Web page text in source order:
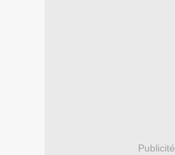
Publicité